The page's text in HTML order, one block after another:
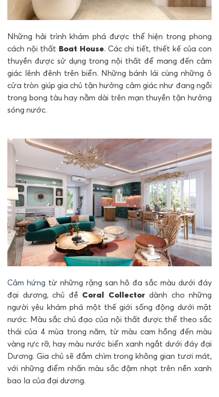
Những hải trình khám phá được thể hiện trong phong
cách nội thất Boat House. Các chi tiết, thiết kế của con
thuyền được sử dụng trong nội thất để mang đến cảm
giác lênh đênh trên biển. Những bánh lái cùng những ô
cửa tròn giúp gia chủ tận hưởng cảm giác như đang ngồi
trong bong tàu hay nằm dài trên mạn thuyền tận hưởng
sóng nước.
Cảm hứng từ những rặng san hô đa sắc màu dưới đáy
đại dương, chủ đề Coral Collector dành cho những
người yêu khám phá một thế giới sống động dưới mặt
nước. Màu sắc chủ đạo của nội thất được thể theo sắc
thái của 4 mùa trong năm, từ màu cam hồng đến màu
vàng rực rỡ, hay màu nước biển xanh ngắt dưới đáy đại
Dương. Gia chủ sẽ đắm chìm trong không gian tươi mát,
với những điểm nhấn màu sắc đậm nhạt trên nền xanh
bao la của đại dương.